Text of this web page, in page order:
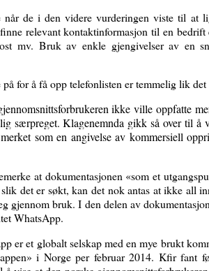
de i den videre vurderingen viste til at
relevant kontaktinformasjon til en
mv. Bruk av enkle gjengivelser av en
for å få opp telefonlisten er temmelig lik
ikke ville oppfatte
særpreget. Klagenemnda gikk så over til å
som en angivelse av kommersiell
at dokumentasjonen «som et
det er søkt, kan det nok antas at ikke all
gjennom bruk. I den delen av
WhatsApp.
er et globalt selskap med en mye brukt
i Norge per februar 2014. Kfir fant